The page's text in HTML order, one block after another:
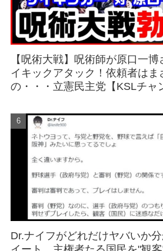
【呪術大戦】呪術師が原口一博
イキックアタック！依頼者はま
の・・・立憲民主党【KSLチャ
Dr.ナイフがどれだけヤバいか